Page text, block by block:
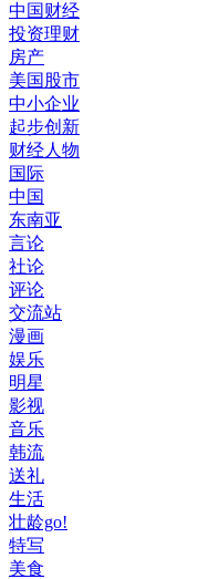
中国财经
投资理财
房产
美国股市
中小企业
起步创新
财经人物
国际
中国
东南亚
言论
社论
评论
交流站
漫画
娱乐
明星
影视
音乐
韩流
送礼
生活
壮龄go!
特写
美食